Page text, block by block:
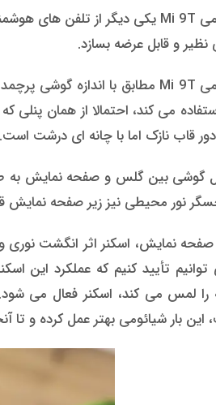
قاب نازک اما با چانه ای درشت است.
گوشی بین گلس و صفحه نمایش به
نور محیطی نیز زیر صفحه نمایش
تأیید کنیم که عملکرد این
لمس می کند، اسکنر فعال می شود.
بار شیائومی بهتر عمل کرده و تا